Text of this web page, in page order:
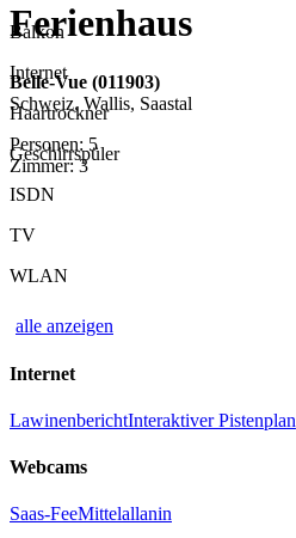
Ferienhaus
Belle-Vue (011903)
Schweiz, Wallis, Saastal
Personen: 5
Zimmer: 3
Balkon
Internet
Haartrockner
Geschirrspüler
ISDN
TV
WLAN
alle anzeigen
Internet
LawinenberichtInteraktiver Pistenplan
Webcams
Saas-FeeMittelallanin